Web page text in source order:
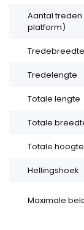
Aantal treden
platform)
Tredebreedte
Tredelengte
Totale lengte
Totale
Totale hoogte
Hellingshoek
Maximale